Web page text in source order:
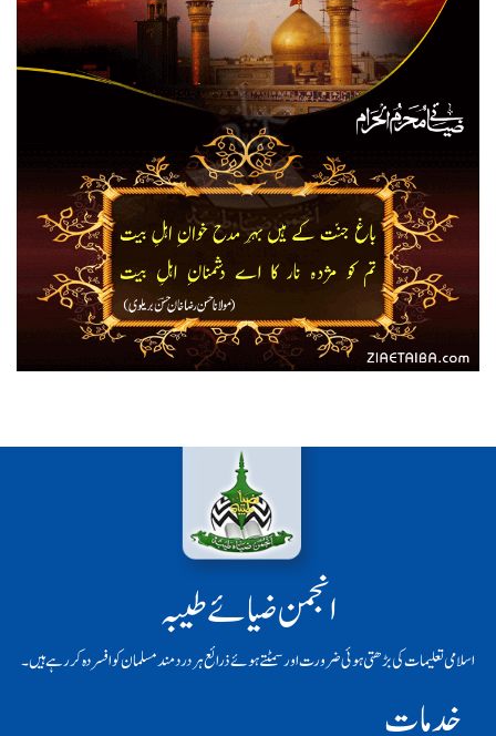
انجمن ضیائے طیبہ
اسلامی تعلیمات کی بڑھتی ہوئی ضرورت اور سمٹتے ہوئے ذرائع ہر دردمند مسلمان کو افسردہ کر رہے ہیں۔
خدمات